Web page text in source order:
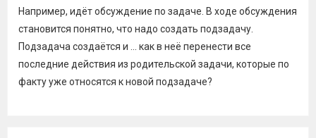
Например, идёт обсуждение по задаче. В ходе обсуждения
становится понятно, что надо создать подзадачу.
Подзадача создаётся и ... как в неё перенести все
последние действия из родительской задачи, которые по
факту уже относятся к новой подзадаче?